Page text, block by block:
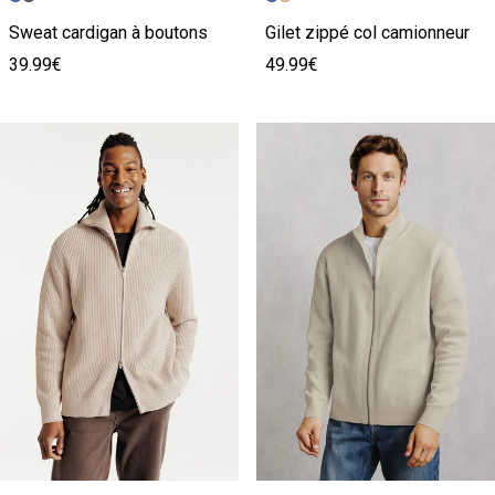
Sweat cardigan à boutons
39.99€
Gilet zippé col camionneur
49.99€